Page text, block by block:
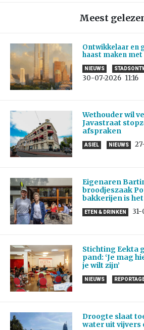
Meest
Ontwikkelaar en
haast maken
NIEUWS
30-07-2026 11:16
Wethouder wil
Javastraat
afspraken
ASIEL NIEUWS
Eigenaren
broodjeszaak
bakkerijen is
ETEN & DRINKEN
Stichting Eekta
pand: ‘Je mag
je wilt zijn’
NIEUWS
Droogte slaat
water uit vijvers